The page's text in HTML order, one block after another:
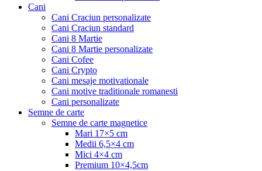
Cani
Cani Craciun personalizate
Cani Craciun standard
Cani 8 Martie
Cani 8 Martie personalizate
Cani Cofee
Cani Crypto
Cani mesaje motivationale
Cani motive traditionale romanesti
Cani personalizate
Semne de carte
Semne de carte magnetice
Mari 17×5 cm
Medii 6,5×4 cm
Mici 4×4 cm
Premium 10×4,5cm